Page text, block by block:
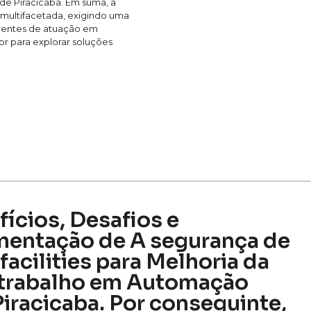
exigindo uma
de atuação em
para explorar soluções
Desafios e
de A segurança de
para Melhoria da
em Automação
Por conseguinte,